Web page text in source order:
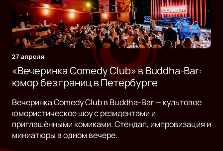
27 апреля
«Вечеринка Comedy Club» в Buddha-Bar:
юмор без границ в Петербурге
Вечеринка Comedy Club в Buddha-Bar — культовое
юмористическое шоу с резидентами и
приглашёнными комиками. Стендап, импровизация и
миниатюры в одном вечере.